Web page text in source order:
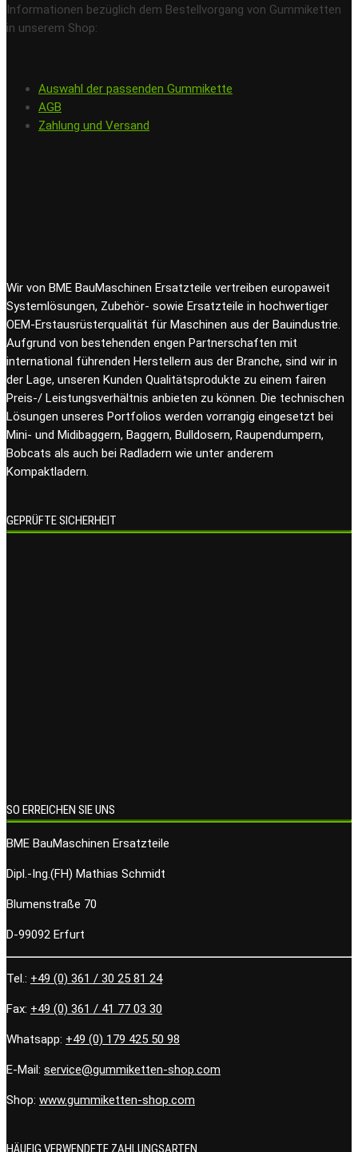
Informationen bezüglich dem Bestellvorgang von Gummiketten
in unserem Shop:
Auswahl der passenden Gummikette
AGB
Zahlung und Versand
Wir von BME BauMaschinen Ersatzteile vertreiben europaweit
Systemlösungen, Zubehör- sowie Ersatzteile in hochwertiger
OEM-Erstausrüsterqualität für Maschinen aus der Bauindustrie.
Aufgrund von bestehenden engen Partnerschaften mit
international führenden Herstellern aus der Branche, sind wir in
der Lage, unseren Kunden Qualitätsprodukte zu einem fairen
Preis-/ Leistungsverhältnis anbieten zu können. Die technischen
Lösungen unseres Portfolios werden vorrangig eingesetzt bei
Mini- und Midibaggern, Baggern, Bulldosern, Raupendumpern,
Bobcats als auch bei Radladern wie unter anderem
Kompaktladern.
GEPRÜFTE SICHERHEIT
SO ERREICHEN SIE UNS
BME BauMaschinen Ersatzteile
Dipl.-Ing.(FH) Mathias Schmidt
Blumenstraße 70
D-99092 Erfurt
Tel.: +49 (0) 361 / 30 25 81 24
Fax: +49 (0) 361 / 41 77 03 30
Whatsapp: +49 (0) 179 425 50 98
E-Mail: service@gummiketten-shop.com
Shop: www.gummiketten-shop.com
HÄUFIG VERWENDETE ZAHLUNGSARTEN